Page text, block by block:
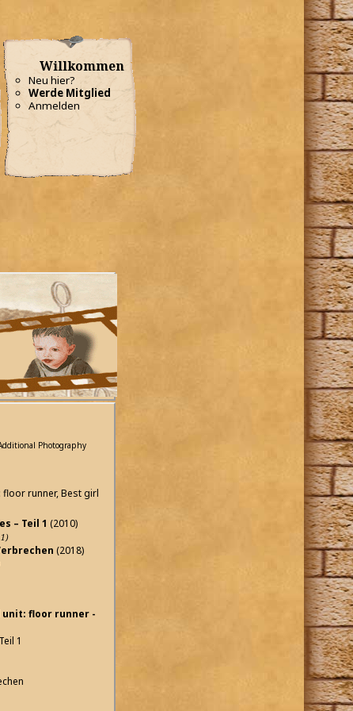
Willkommen
Neu hier?
Werde Mitglied
Anmelden
Photography
runner, Best girl
– Teil 1 (2010)
(2018)
unit: floor runner -
1